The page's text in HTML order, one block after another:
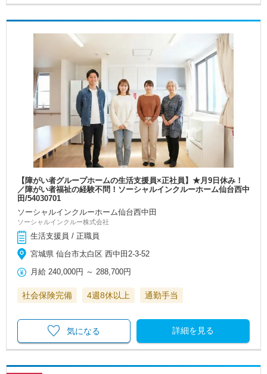
【障がい者グループホームの生活支援員×正社員】★月9日休み！
／障がい者福祉の経験不問！ソーシャルインクルーホーム仙台西中
田/54030701
ソーシャルインクルーホーム仙台西中田
ソーシャルインクルー株式会社
生活支援員 / 正職員
宮城県 仙台市太白区 西中田2-3-52
月給 240,000円 ～288,700円
社会保険完備 4週8休以上 通勤手当
詳細を見る
気になる